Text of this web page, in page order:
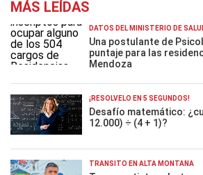
MÁS LEÍDAS
DATOS DEL MINISTERIO DE
Una postulante de
puntaje para las
Mendoza
¡RESOLVELO EN 5 SEGUNDOS!
Desafío matemático:
12.000) ÷ (4 + 1)?
TRÁNSITO EN ALTA MONTAÑA